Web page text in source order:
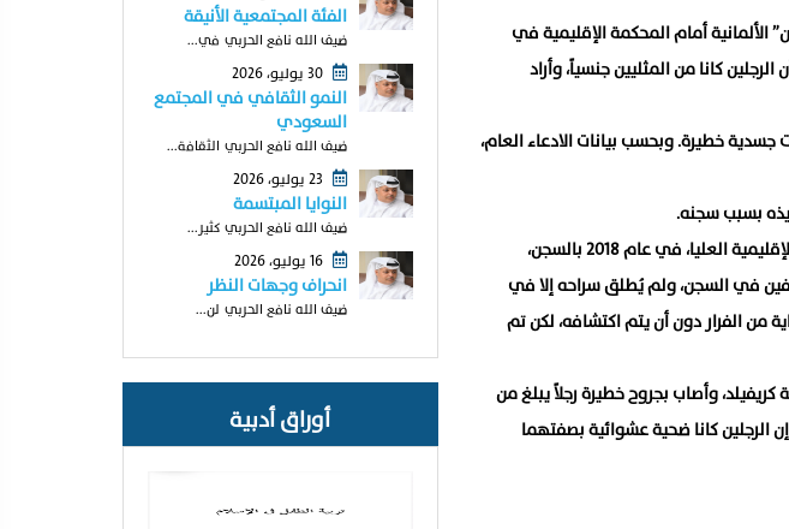
أمام المحكمة الإقليمية في
في بداية المحاكمة إن الرجل البالغ من العمر 21 عاماً اعتقد أن الرجلين كانا من المثليين جنسياً، وأراد
خطيرة. وبحسب بيانات الادعاء العام،
بسبب سجنه.
وكان المتهم قد وصل إلى ألمانيا كلاجئ في عام 2015، وفي عام 2018 حكمت عليه محكمة “دريسدن” الإقليمية العليا، في عام 2018 بالسجن،
في السجن، ولم يُطلق سراحه إلا في
البداية من الفرار دون أن يتم اكتشافه، لكن تم
2020، رجلاً يبلغ من العمر 55 عاماً منحدراً من مدينة كريفيلد، وأصاب بجروح خطيرة رجلاً يبلغ من
إن الرجلين كانا ضحية عشوائية بصفتهما
الفئة المجتمعية الأنيقة
ضيف الله نافع الحربي في...
النمو الثقافي في المجتمع
السعودي
ضيف الله نافع الحربي الثقافة...
النوايا المبتسمة
ضيف الله نافع الحربي كثير...
انحراف وجهات النظر
ضيف الله نافع الحربي لن...
أوراق أدبية